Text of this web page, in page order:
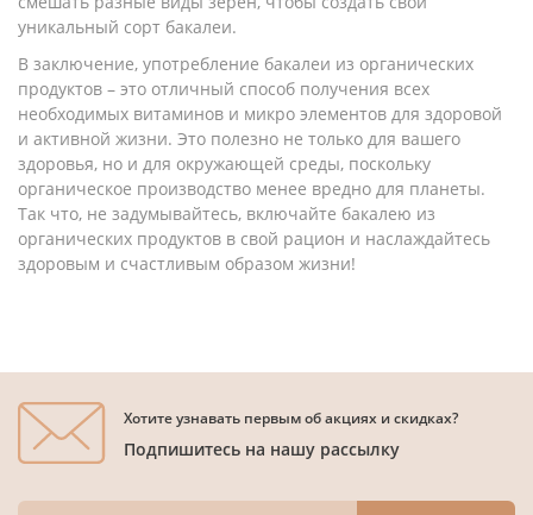
уникальный сорт бакалеи.
В заключение, употребление бакалеи из органических
продуктов – это отличный способ получения всех
необходимых витаминов и микро элементов для здоровой
и активной жизни. Это полезно не только для вашего
здоровья, но и для окружающей среды, поскольку
органическое производство менее вредно для планеты.
Так что, не задумывайтесь, включайте бакалею из
органических продуктов в свой рацион и наслаждайтесь
здоровым и счастливым образом жизни!
Хотите узнавать первым об акциях и скидках?
Подпишитесь на нашу рассылку